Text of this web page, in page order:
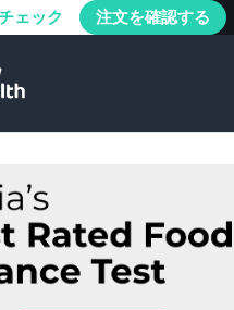
ェック 注文を確認する